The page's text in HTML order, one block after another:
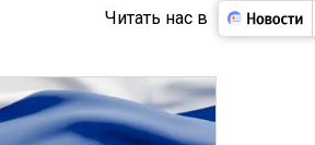
Читать нас в